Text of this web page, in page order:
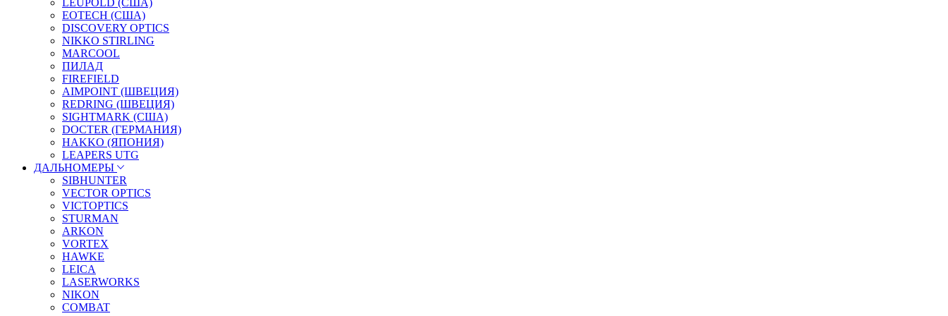
LEUPOLD (США)
EOTECH (США)
DISCOVERY OPTICS
NIKKO STIRLING
MARCOOL
ПИЛАД
FIREFIELD
AIMPOINT (ШВЕЦИЯ)
REDRING (ШВЕЦИЯ)
SIGHTMARK (США)
DOCTER (ГЕРМАНИЯ)
HAKKO (ЯПОНИЯ)
LEAPERS UTG
ДАЛЬНОМЕРЫ
SIBHUNTER
VECTOR OPTICS
VICTOPTICS
STURMAN
ARKON
VORTEX
HAWKE
LEICA
LASERWORKS
NIKON
COMBAT